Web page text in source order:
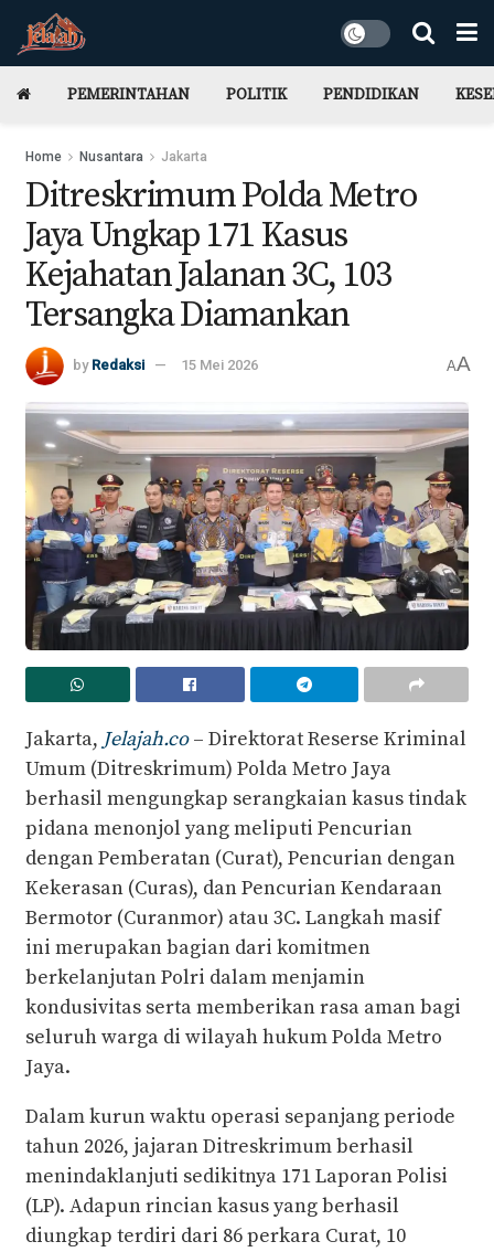
PEMERINTAHAN POLITIK PENDIDIKAN
Home Nusantara Jakarta
Ditreskrimum Polda Metro
Jaya Ungkap 171 Kasus
Kejahatan Jalanan 3C, 103
Tersangka Diamankan
by Redaksi 15 Mei 2026 AA
Jakarta, Jelajah.co– Direktorat Reserse Kriminal
Umum (Ditreskrimum) Polda Metro Jaya
berhasil mengungkap serangkaian kasus tindak
pidana menonjol yang meliputi Pencurian
dengan Pemberatan (Curat), Pencurian dengan
Kekerasan (Curas), dan Pencurian Kendaraan
Bermotor (Curanmor) atau 3C. Langkah masif
ini merupakan bagian dari komitmen
berkelanjutan Polri dalam menjamin
kondusivitas serta memberikan rasa aman bagi
seluruh warga di wilayah hukum Polda Metro
Jaya.
Dalam kurun waktu operasi sepanjang periode
tahun 2026, jajaran Ditreskrimum berhasil
menindaklanjuti sedikitnya 171 Laporan Polisi
(LP). Adapun rincian kasus yang berhasil
diungkap terdiri dari 86 perkara Curat, 10